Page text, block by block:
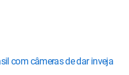
com câmeras de dar inveja